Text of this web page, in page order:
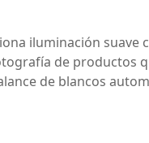
iluminación suave
de productos
de blancos